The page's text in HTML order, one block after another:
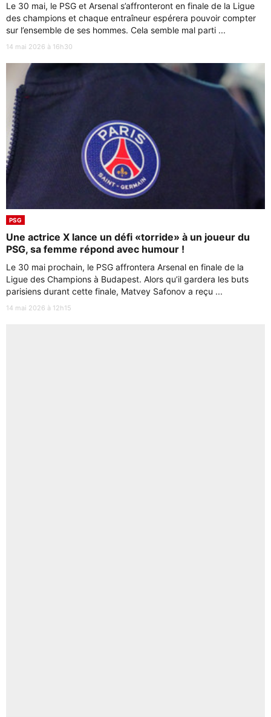
Le 30 mai, le PSG et Arsenal s’affronteront en finale de la Ligue
des champions et chaque entraîneur espérera pouvoir compter
sur l’ensemble de ses hommes. Cela semble mal parti ...
14 mai 2026 à 16h30
PSG
Une actrice X lance un défi «torride» à un joueur du
PSG, sa femme répond avec humour !
Le 30 mai prochain, le PSG affrontera Arsenal en finale de la
Ligue des Champions à Budapest. Alors qu’il gardera les buts
parisiens durant cette finale, Matvey Safonov a reçu ...
14 mai 2026 à 12h15